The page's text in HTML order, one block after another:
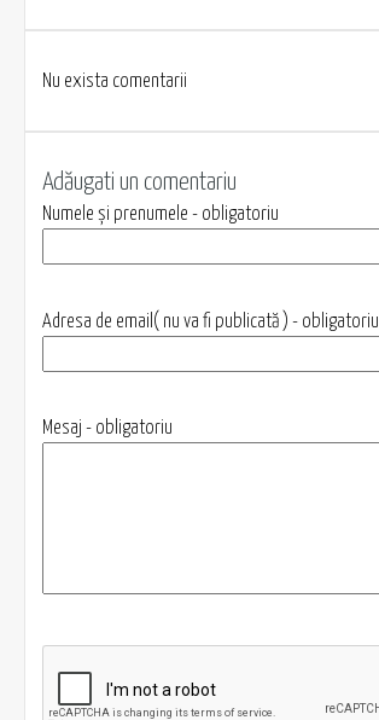
Nu exista comentarii
Adăugati un comentariu
Numele și prenumele - obligatoriu
Adresa de email( nu va fi publicată ) - obligatoriu
Mesaj - obligatoriu